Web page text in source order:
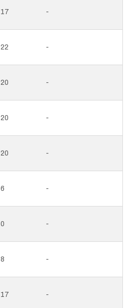
17 -
22 -
20 -
20 -
20 -
6 -
0 -
8 -
17 -